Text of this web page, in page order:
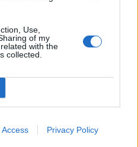
Use,
of my
with the
collected.
Access Privacy Policy